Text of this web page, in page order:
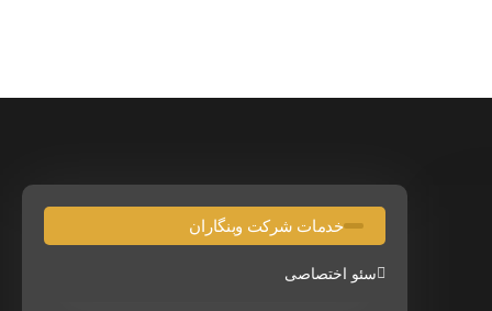
خدمات شرکت وبنگاران
سئو اختصاصی